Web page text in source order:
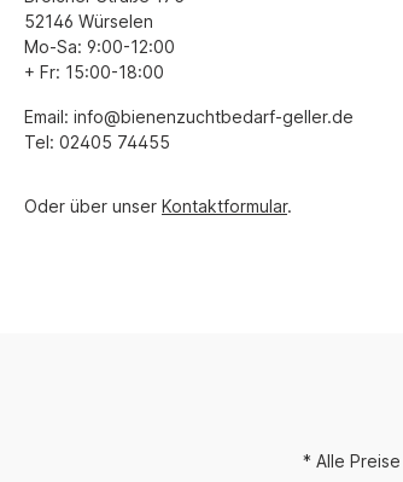
52146 Würselen
Mo-Sa: 9:00-12:00
+ Fr: 15:00-18:00
Email: info@bienenzuchtbedarf-geller.de
Tel: 02405 74455
Oder über unser Kontaktformular.
* Alle